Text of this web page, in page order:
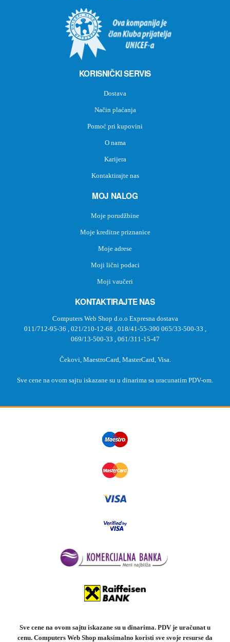
KORISNIČKI SERVIS
Dostava
Način plaćanja
Pomoć pri kupovini
O nama
Karijera
Kontaktirajte nas
MOJ NALOG
Moje porudžbine
Moje kreditne priznanice
Moje adrese
Moji lični podaci
Moji vaučeri
KONTAKTIRAJTE NAS
Computers Web Shop d.o.o Expresna dostava
011/712-95-36
021/210-12-68 018/41-55-390 065/33-500-33
069/13-500-33
061/311-15-47
Čekovi, MaestroCard, MasterCard, Visa.
Sve cene na ovom sajtu iskazane su u dinarima sa uracunatim PDV-om.
Sve cene na ovom sajtu iskazane su u dinarima. PDV je uračunat u
cenu. Computers Web Shop maksimalno koristi sve svoje resurse da